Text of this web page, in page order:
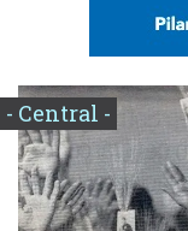
- Central -